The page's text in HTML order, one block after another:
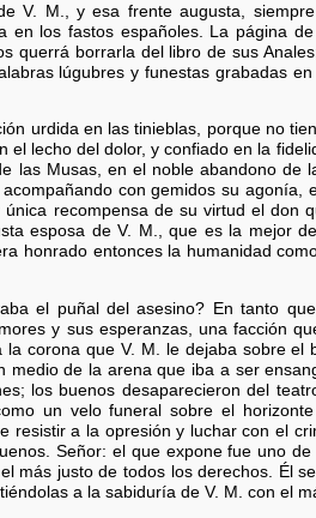
V. M., y esa frente augusta,
los fastos españoles. La página
querrá borrarla del libro de sus
lúgubres y funestas grabadas
urdida en las tinieblas, porque no
lecho del dolor, y confiado en la
las Musas, en el noble abandono de
con gemidos su agonía,
recompensa de su virtud el don
esposa de V. M., que es la mejor
honrado entonces la humanidad
el puñal del asesino? En tanto
y sus esperanzas, una facción
corona que V. M. le dejaba sobre el
de la arena que iba a ser
los buenos desaparecieron del
un velo funeral sobre el
a la opresión y luchar con el
Señor: el que expone fue uno
más justo de todos los derechos. Él
a la sabiduría de V. M. con el